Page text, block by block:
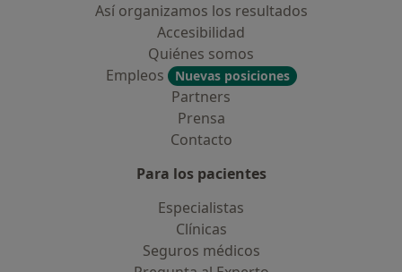
Así organizamos los resultados
Accesibilidad
Quiénes somos
Empleos
Nuevas posiciones
Partners
Prensa
Contacto
Para los pacientes
Especialistas
Clínicas
Seguros médicos